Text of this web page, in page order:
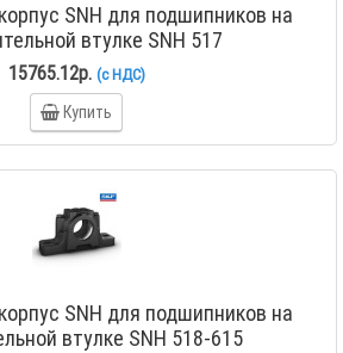
SNH для подшипников на
втулке SNH 517
15765.12р. (с НДС)
Купить
SNH для подшипников на
втулке SNH 518-615